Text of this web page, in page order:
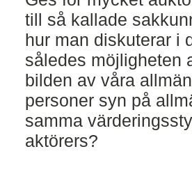
till så kallade
hur man diskuterar i
således möjligheten
bilden av våra
personer syn på
samma
aktörers?